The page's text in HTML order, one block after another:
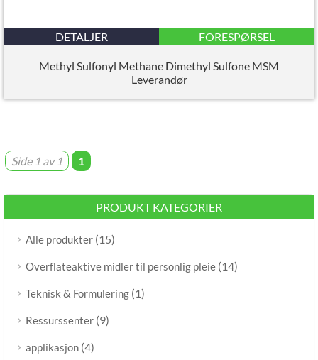
DETALJER FORESPØRSEL
Methyl Sulfonyl Methane Dimethyl Sulfone MSM
Leverandør
Side 1 av 1 1
PRODUKT KATEGORIER
Alle produkter (15)
Overflateaktive midler til personlig pleie (14)
Teknisk & Formulering (1)
Ressurssenter (9)
applikasjon (4)